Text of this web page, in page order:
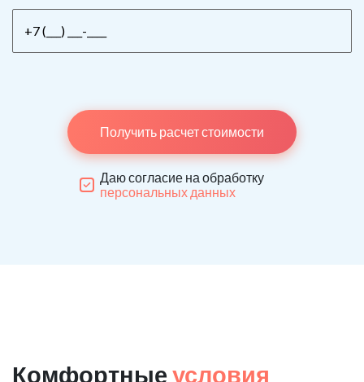
Получить расчет стоимости
Даю согласие на обработку
персональных данных
Комфортные условия